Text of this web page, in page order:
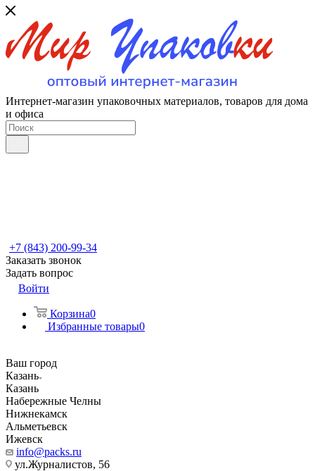
Интернет-магазин упаковочных материалов, товаров для дома
и офиса
+7 (843) 200-99-34
Заказать звонок
Задать вопрос
Войти
Корзина0
Избранные товары0
Ваш город
Казань
Казань
Набережные Челны
Нижнекамск
Альметьевск
Ижевск
info@packs.ru
ул.Журналистов, 56